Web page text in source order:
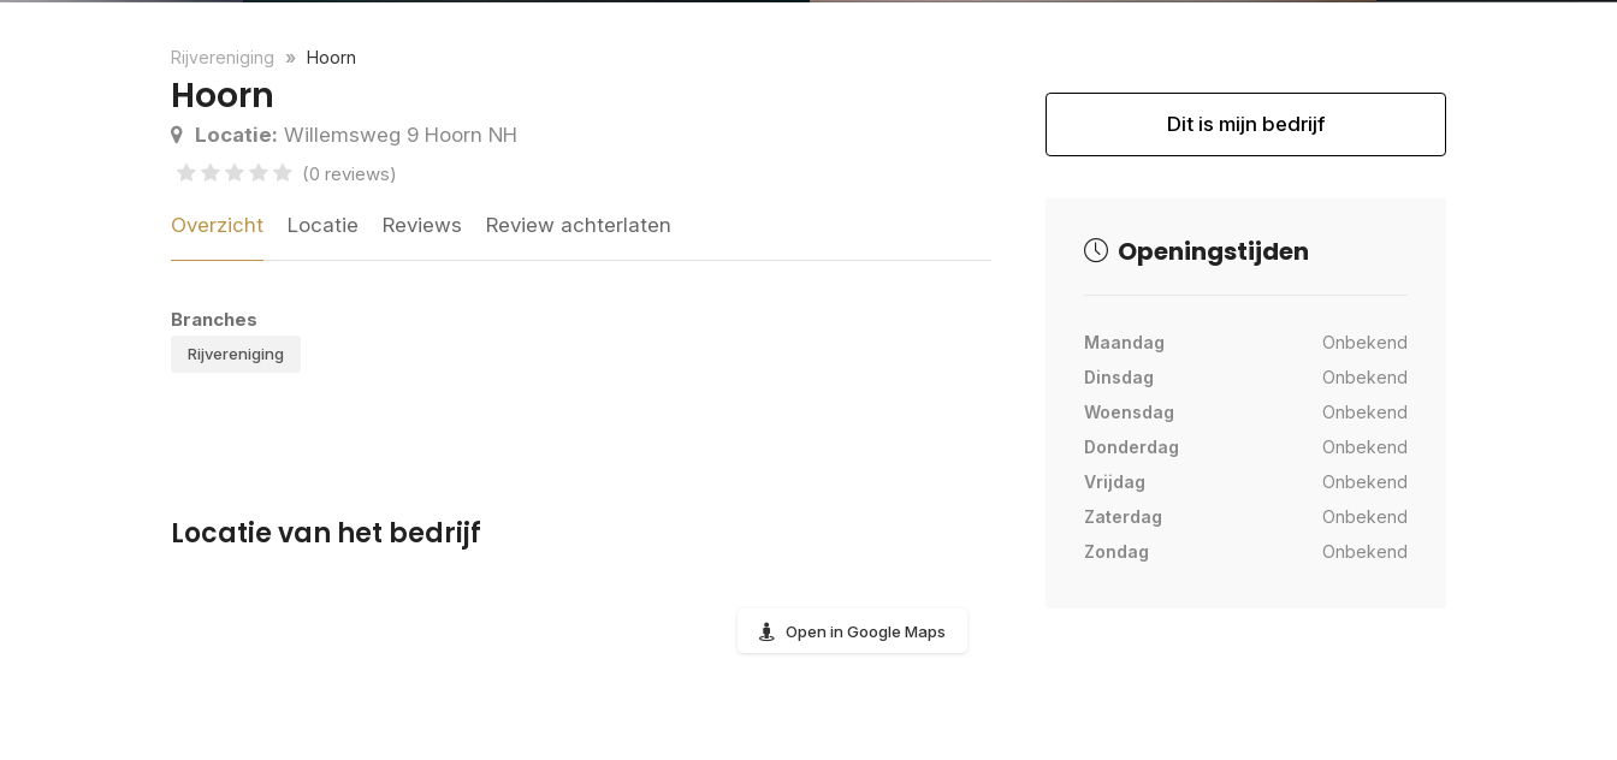
Rijvereniging Hoorn
Hoorn
Locatie: Willemsweg 9 Hoorn NH
(0 reviews)
Overzicht Locatie Reviews Review achterlaten
Branches
Rijvereniging
Locatie van het bedrijf
Open in Google Maps
Dit is mijn bedrijf
Openingstijden
Maandag
Onbekend
Dinsdag
Onbekend
Woensdag
Onbekend
Donderdag
Onbekend
Vrijdag
Onbekend
Zaterdag
Onbekend
Zondag
Onbekend